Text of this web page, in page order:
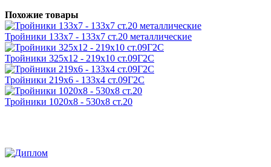
Похожие товары
Тройники 133х7 - 133х7 ст.20 металлические
Тройники 325х12 - 219х10 ст.09Г2С
Тройники 219х6 - 133х4 ст.09Г2С
Тройники 1020х8 - 530х8 ст.20